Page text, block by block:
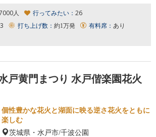
人 行ってみたい： 26
打ち上げ数： 約1万発 有料席： あり
戸黄門まつり 水戸偕楽園花火
個性豊かな花火と湖面に映る逆さ花火をともに
楽しむ
茨城県・水戸市/千波公園